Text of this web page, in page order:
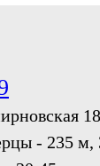
- 235 м,